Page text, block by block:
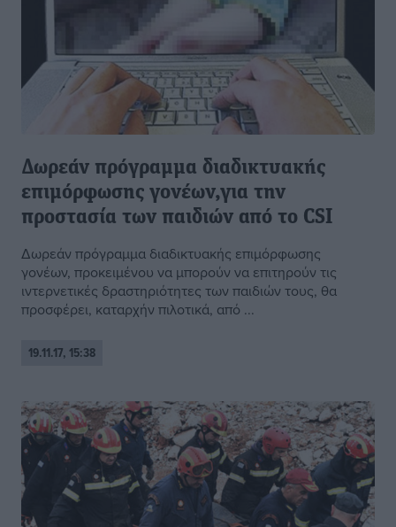
Δωρεάν πρόγραμμα διαδικτυακής
επιμόρφωσης γονέων,για την
προστασία των παιδιών από το CSI
Δωρεάν πρόγραμμα διαδικτυακής επιμόρφωσης
γονέων, προκειμένου να μπορούν να επιτηρούν τις
ιντερνετικές δραστηριότητες των παιδιών τους, θα
προσφέρει, καταρχήν πιλοτικά, από ...
19.11.17, 15:38